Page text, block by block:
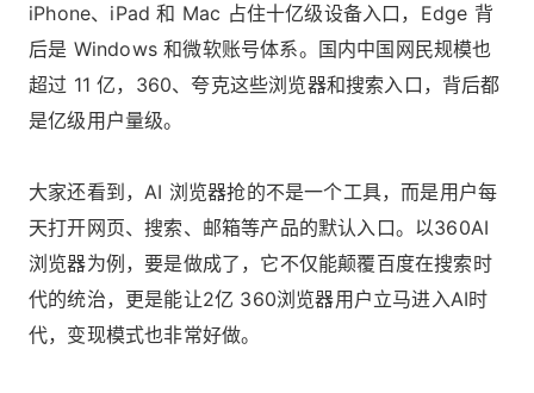
iPhone、iPad 和 Mac 占住十亿级设备入口，Edge 背
后是 Windows 和微软账号体系。国内中国网民规模也
超过 11 亿，360、夸克这些浏览器和搜索入口，背后都
是亿级用户量级。
大家还看到，AI 浏览器抢的不是一个工具，而是用户每
天打开网页、搜索、邮箱等产品的默认入口。以360AI
浏览器为例，要是做成了，它不仅能颠覆百度在搜索时
代的统治，更是能让2亿 360浏览器用户立马进入AI时
代，变现模式也非常好做。